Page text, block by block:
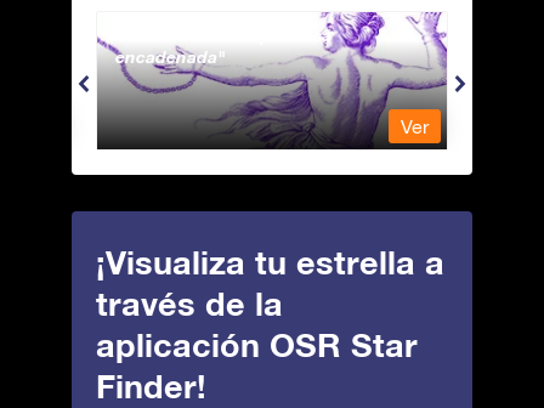
Andromeda - La princesa
encadenada
Ver
¡Visualiza tu estrella a
través de la
aplicación OSR Star
Finder!